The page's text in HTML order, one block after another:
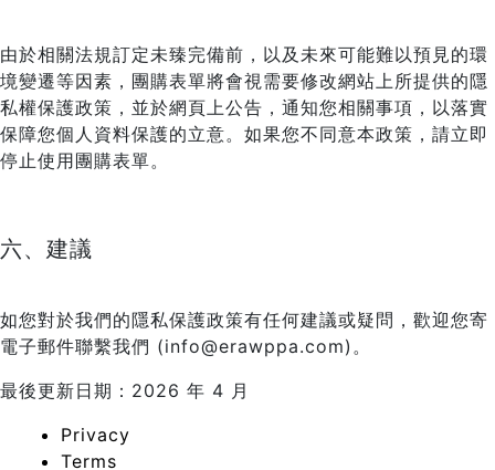
由於相關法規訂定未臻完備前，以及未來可能難以預見的環
境變遷等因素，團購表單將會視需要修改網站上所提供的隱
私權保護政策，並於網頁上公告，通知您相關事項，以落實
保障您個人資料保護的立意。如果您不同意本政策，請立即
停止使用團購表單。
六、建議
如您對於我們的隱私保護政策有任何建議或疑問，歡迎您寄
電子郵件聯繫我們 (info@erawppa.com)。
最後更新日期：2026 年 4 月
Privacy
Terms